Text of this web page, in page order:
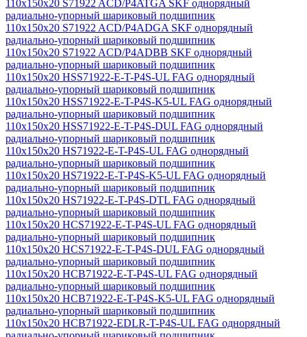
110x150x20 S71922 ACD/P4ATGA SKF однорядный
радиально-упорный шариковый подшипник
110x150x20 S71922 ACD/P4ADGA SKF однорядный
радиально-упорный шариковый подшипник
110x150x20 S71922 ACD/P4ADBB SKF однорядный
радиально-упорный шариковый подшипник
110x150x20 HSS71922-E-T-P4S-UL FAG однорядный
радиально-упорный шариковый подшипник
110x150x20 HSS71922-E-T-P4S-K5-UL FAG однорядный
радиально-упорный шариковый подшипник
110x150x20 HSS71922-E-T-P4S-DUL FAG однорядный
радиально-упорный шариковый подшипник
110x150x20 HS71922-E-T-P4S-UL FAG однорядный
радиально-упорный шариковый подшипник
110x150x20 HS71922-E-T-P4S-K5-UL FAG однорядный
радиально-упорный шариковый подшипник
110x150x20 HS71922-E-T-P4S-DTL FAG однорядный
радиально-упорный шариковый подшипник
110x150x20 HCS71922-E-T-P4S-UL FAG однорядный
радиально-упорный шариковый подшипник
110x150x20 HCS71922-E-T-P4S-DUL FAG однорядный
радиально-упорный шариковый подшипник
110x150x20 HCB71922-E-T-P4S-UL FAG однорядный
радиально-упорный шариковый подшипник
110x150x20 HCB71922-E-T-P4S-K5-UL FAG однорядный
радиально-упорный шариковый подшипник
110x150x20 HCB71922-EDLR-T-P4S-UL FAG однорядный